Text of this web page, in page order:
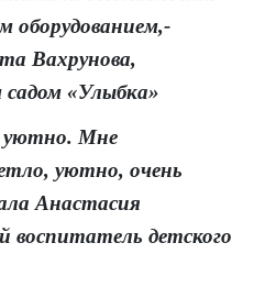
оборудованием,-
Вахрунова,
«Улыбка»
уютно. Мне
уютно, очень
Анастасия
детского